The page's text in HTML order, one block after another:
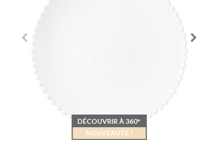
DÉCOUVRIR À 360°
NOUVEAUTÉ !